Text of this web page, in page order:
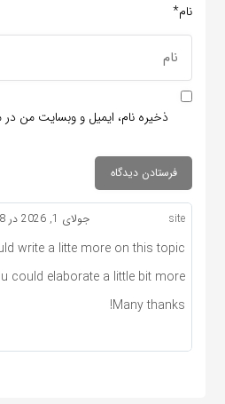
نام*
ذخیره نام، ایمیل و وبسایت من
site جولای 1, 2026 در 1:48 ق.ظ
write a litte more on this topic?
could elaborate a little bit more.
Many thanks!